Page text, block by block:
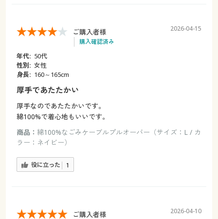
ご購入者様
購入確認済み
2026-04-15
年代: 50代
性別: 女性
身長: 160～165cm
厚手であたたかい
厚手なのであたたかいです。
綿100%で着心地もいいです。
商品： 綿100%なごみケーブルプルオーバー（サイズ：L / カ
ラー：ネイビー）
役に立った 1
ご購入者様 2026-04-10